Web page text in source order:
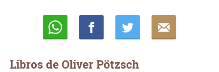
Libros de Oliver Pötzsch